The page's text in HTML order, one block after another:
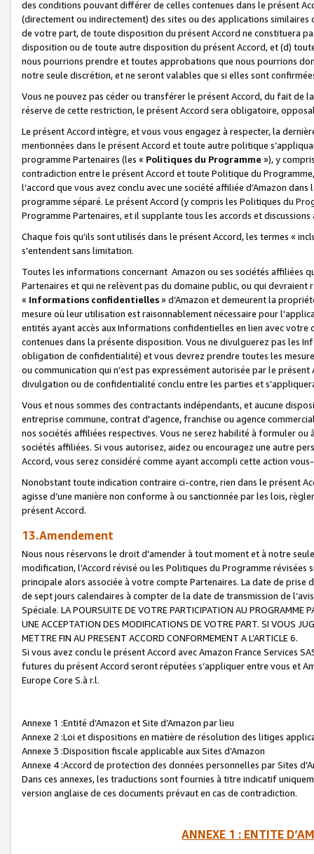
des conditions pouvant différer de celles contenues dans le présent
(directement ou indirectement) des sites ou des applications
de votre part, de toute disposition du présent Accord ne constituera
disposition ou de toute autre disposition du présent Accord, et (d)
nous pourrions prendre et toutes approbations que nous pourrions
notre seule discrétion, et ne seront valables que si elles sont
Vous ne pouvez pas céder ou transférer le présent Accord, du fait de
réserve de cette restriction, le présent Accord sera obligatoire,
Le présent Accord intègre, et vous vous engagez à respecter, la
mentionnées dans le présent Accord et toute autre politique
programme Partenaires (les « Politiques du Programme »), y
contradiction entre le présent Accord et toute Politique du
l’accord que vous avez conclu avec une société affiliée d’Amazon
programme séparé. Le présent Accord (y compris les Politiques du
Programme Partenaires, et il supplante tous les accords et discussions
Chaque fois qu’ils sont utilisés dans le présent Accord, les termes «
s'entendent sans limitation.
Toutes les informations concernant Amazon ou ses sociétés affiliées
Partenaires et qui ne relèvent pas du domaine public, ou qui
« Informations confidentielles» d’Amazon et demeurent la
mesure où leur utilisation est raisonnablement nécessaire pour
entités ayant accès aux Informations confidentielles en lien avec
contenues dans la présente disposition. Vous ne divulguerez pas les
obligation de confidentialité) et vous devrez prendre toutes les
ou communication qui n’est pas expressément autorisée par le
divulgation ou de confidentialité conclu entre les parties et
Vous et nous sommes des contractants indépendants, et aucune
entreprise commune, contrat d'agence, franchise ou agence
nos sociétés affiliées respectives. Vous ne serez habilité à formuler
sociétés affiliées. Si vous autorisez, aidez ou encouragez une autre
Accord, vous serez considéré comme ayant accompli cette action
Nonobstant toute indication contraire ci-contre, rien dans le présent
agisse d’une manière non conforme à ou sanctionnée par les lois,
présent Accord.
13.Amendement
Nous nous réservons le droit d'amender à tout moment et à notre
modification, l’Accord révisé ou les Politiques du Programme
principale alors associée à votre compte Partenaires. La date de
de sept jours calendaires à compter de la date de transmission de
Spéciale. LA POURSUITE DE VOTRE PARTICIPATION AU PROGRAMME
UNE ACCEPTATION DES MODIFICATIONS DE VOTRE PART. SI VOUS
METTRE FIN AU PRESENT ACCORD CONFORMEMENT A L’ARTICLE 6.
Si vous avez conclu le présent Accord avec Amazon France Services
futures du présent Accord seront réputées s’appliquer entre vous et
Europe Core S.à r.l.
Annexe 1 :Entité d’Amazon et Site d’Amazon par lieu
Annexe 2 :Loi et dispositions en matière de résolution des litiges
Annexe 3 :Disposition fiscale applicable aux Sites d’Amazon
Annexe 4 :Accord de protection des données personnelles par Sites
Dans ces annexes, les traductions sont fournies à titre indicatif
version anglaise de ces documents prévaut en cas de contradiction.
ANNEXE 1 : ENTITE